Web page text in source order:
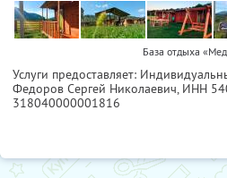
База отдыха
Услуги предоставляет:
Федоров Сергей Николаевич, ИНН
318040000001816